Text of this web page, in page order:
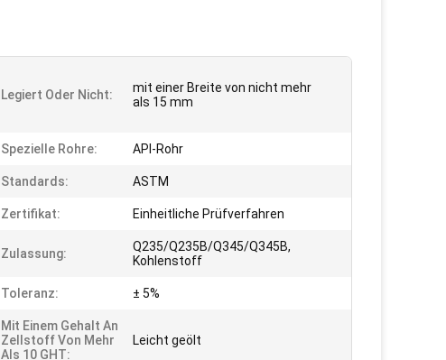
Legiert Oder Nicht:
mit einer Breite von nicht mehr
als 15 mm
Spezielle Rohre: API-Rohr
Standards: ASTM
Zertifikat: Einheitliche Prüfverfahren
Zulassung:
Q235/Q235B/Q345/Q345B,
Kohlenstoff
Toleranz: ± 5%
Mit Einem Gehalt An
Zellstoff Von Mehr
Als 10 GHT:
Leicht geölt